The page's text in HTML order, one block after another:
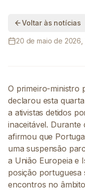
Voltar às notícias
20 de maio de 2026,
O primeiro-ministro
declarou esta
a ativistas detidos
inaceitável. Durante
afirmou que
uma suspensão
a União Europeia e
posição portuguesa
encontros no